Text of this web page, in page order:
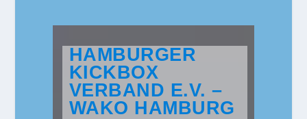
HAMBURGER
KICKBOX
VERBAND E.V. –
WAKO HAMBURG